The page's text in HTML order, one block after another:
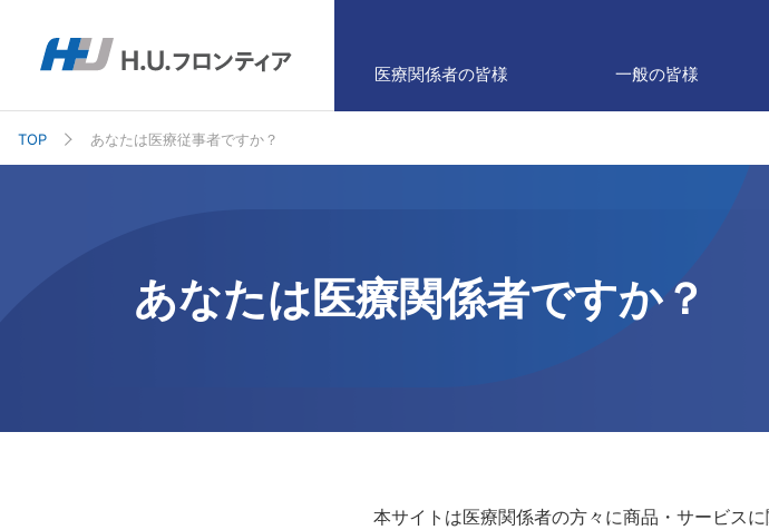
医療関係者の皆様 一般の皆様
TOP あなたは医療従事者ですか？
あなたは医療関係者ですか？
本サイトは医療関係者の方々に商品・サービス